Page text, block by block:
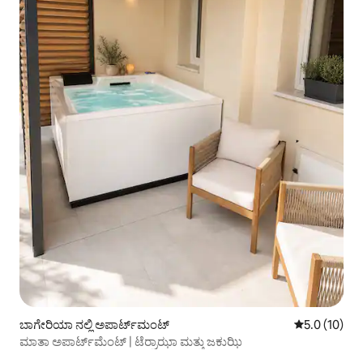
ಬಾಗೇರಿಯಾ ನಲ್ಲಿ ಅಪಾರ್ಟ್‌ಮಂಟ್ 5 ರಲ್ಲಿ 5.0
5.0 (10)
ಮಾತಾ ಅಪಾರ್ಟ್‌ಮೆಂಟ್ | ಟೆರ್ರಾಝಾ ಮತ್ತು ಜಕುಝಿ